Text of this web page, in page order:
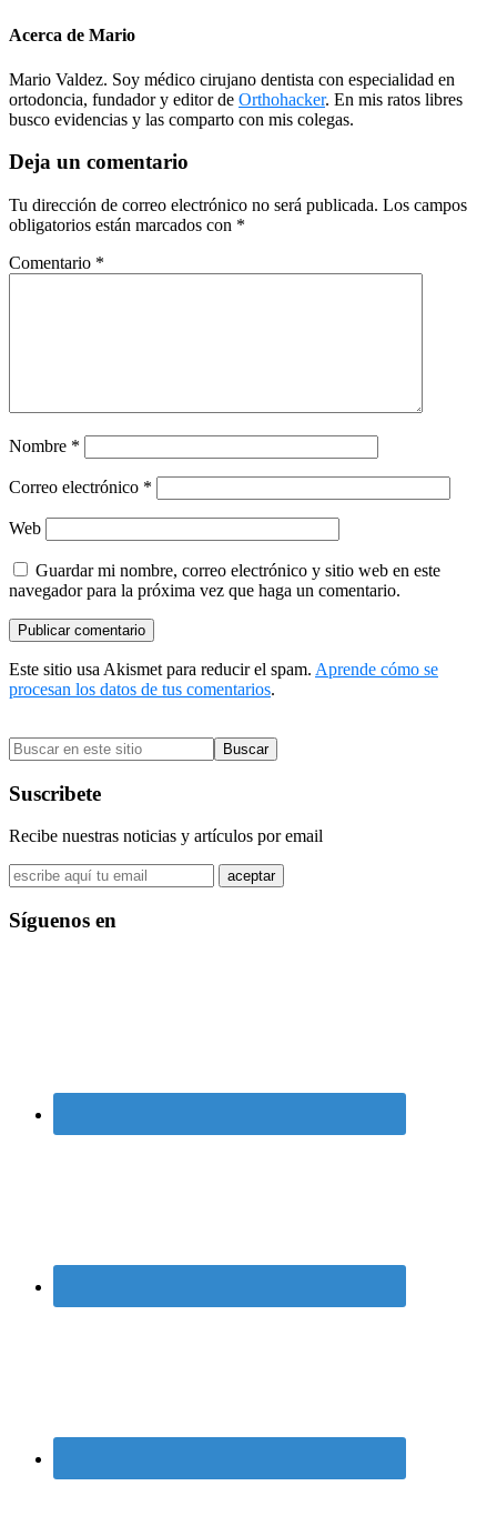
Acerca de Mario
Mario Valdez. Soy médico cirujano dentista con especialidad en
ortodoncia, fundador y editor de Orthohacker. En mis ratos libres
busco evidencias y las comparto con mis colegas.
Interacciones
lector
Deja un comentario
Tu dirección de correo electrónico no será publicada. Los campos
obligatorios están marcados con *
Comentario *
Nombre *
Correo electrónico *
Web
Guardar mi nombre, correo electrónico y sitio web en este
navegador para la próxima vez que haga un comentario.
Este sitio usa Akismet para reducir el spam. Aprende cómo se
procesan los datos de tus comentarios.
Barra
lateral
primaria
Buscar
en
este
sitio
Suscribete
Recibe nuestras noticias y artículos por email
Síguenos en